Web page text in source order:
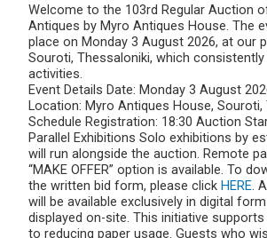
Welcome to the 103rd Regular Auction
Antiques by Myro Antiques House. The
place on Monday 3 August 2026, at our
Souroti, Thessaloniki, which
activities.
Event Details Date: Monday 3 August
Location: Myro Antiques House, Souroti,
Schedule Registration: 18:30 Auction
Parallel Exhibitions Solo exhibitions by
will run alongside the auction. Remote
“MAKE OFFER” option is available. To
the written bid form, please click HERE.
will be available exclusively in digital
displayed on-site. This initiative
to reducing paper usage. Guests who